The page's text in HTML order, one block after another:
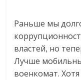
Раньше мы
властей, но
Лучше
военкомат.